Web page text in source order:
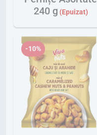
240 g
-10%